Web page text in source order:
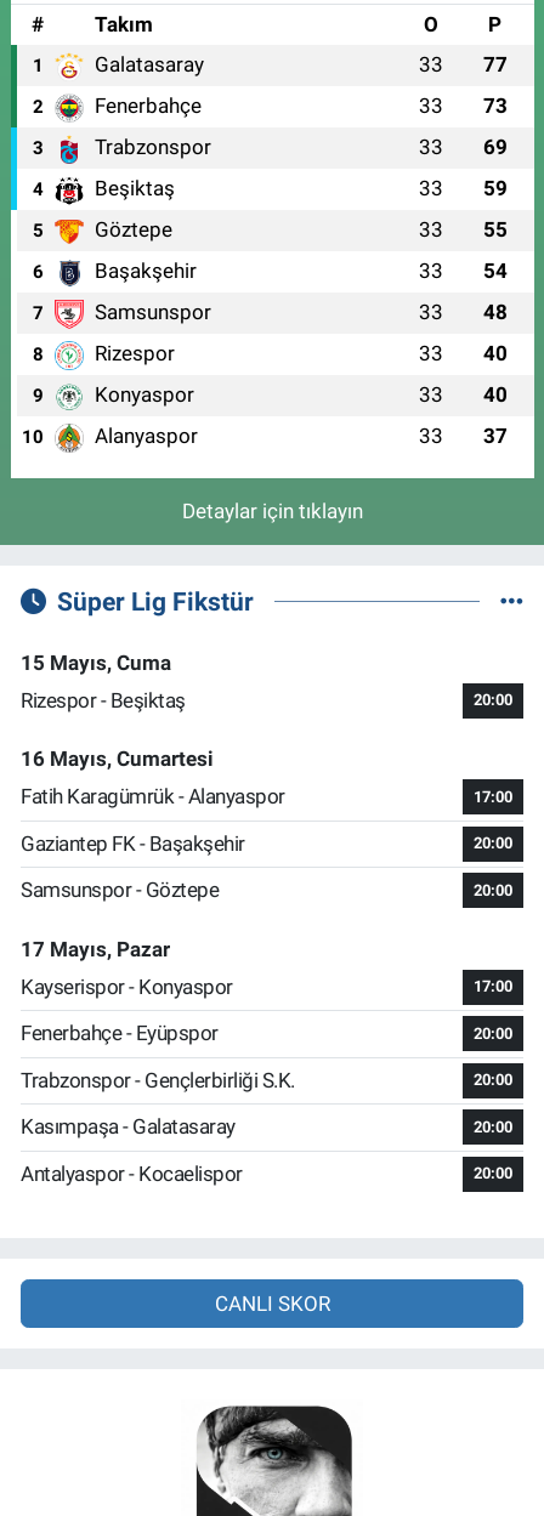
#
Takım O P
1 Galatasaray 33 77
2 Fenerbahçe 33 73
3 Trabzonspor 33 69
4 Beşiktaş 33 59
5 Göztepe 33 55
6 Başakşehir 33 54
7 Samsunspor 33 48
8 Rizespor 33 40
9 Konyaspor 33 40
10 Alanyaspor 33 37
Detaylar için tıklayın
Süper Lig Fikstür
15 Mayıs, Cuma
Rizespor - Beşiktaş
20:00
16 Mayıs, Cumartesi
Fatih Karagümrük - Alanyaspor
17:00
Gaziantep FK - Başakşehir 20:00
Samsunspor - Göztepe 20:00
17 Mayıs, Pazar
Kayserispor - Konyaspor
17:00
Fenerbahçe - Eyüpspor 20:00
Trabzonspor - Gençlerbirliği S.K. 20:00
Kasımpaşa - Galatasaray 20:00
Antalyaspor - Kocaelispor 20:00
CANLI SKOR